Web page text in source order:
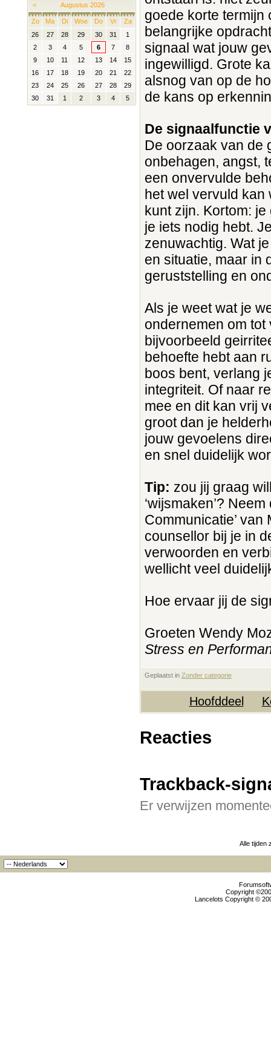
goede korte termijn
belangrijke
signaal wat jouw
ingewilligd. Grote
alsnog van op de
de kans op
De signaalfunctie
De oorzaak van de
onbehagen, angst,
een onvervulde
het wel vervuld kan
kunt zijn. Kortom:
je iets nodig hebt.
zenuwachtig. Wat
en situatie, maar in
geruststelling en
Als je weet wat je
ondernemen om
bijvoorbeeld
behoefte hebt aan
boos bent, verlang
integriteit. Of naar
mee en dit kan vrij
groot dan je
jouw gevoelens
en snel duidelijk
Tip: zou jij graag
‘wijsmaken’?
Communicatie’
counsellor bij je in
verwoorden en
wellicht veel
Hoe ervaar jij de
Groeten Wendy
Stress en
Geplaatst in Zonder categorie
Hoofddeel
Reacties
Trackback-
Er verwijzen
< Augustus 2026
Zo Ma Di Woe Do Vr
Za
26
27 28 29 30 31
1
2
3 4 5 6 7
8
9
10 11 12 13 14
15
16
17 18 19 20 21
22
23
24 25 26 27 28
29
30
31 1 2 3 4 5
Alle tijden
Copyright
Lancelots Copyright ©